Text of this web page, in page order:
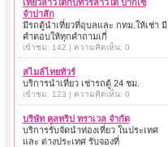
เที่ยวลาวใต้กับทัวร์ลาวใต้ ปากเซ
จำปาสัก
มีรถตู้นำเที่ยวที่อุบลและ กทม.ให้เช่า มี
คำตอบให้ทุกคำถามเกี่
เข้าชม: 142 | ความคิดเห็น: 0
สไมล์ไทยทัวร์
บริการนำเที่ยว เช่ารถตู้ 24 ชม.
เข้าชม: 123 | ความคิดเห็น: 0
บริษัท คูลทริป ทราเวล จำกัด
บริการรับจัดนำท่องเที่ยว ในประเทศ
และ ต่างประเทศ รับจองที่